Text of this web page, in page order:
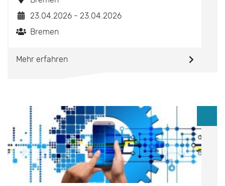
23.04.2026 - 23.04.2026
Bremen
Mehr erfahren